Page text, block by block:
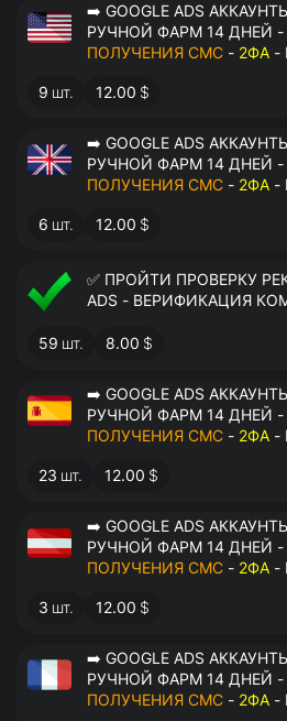
➡️ GOOGLE ADS АККАУНТЫ - USA
РУЧНОЙ ФАРМ 14 ДНЕЙ -
ПОЛУЧЕНИЯ СМС - 2ФА -
9 шт. 12.00 $
➡️ GOOGLE ADS АККАУНТЫ - UK ⭐
РУЧНОЙ ФАРМ 14 ДНЕЙ -
ПОЛУЧЕНИЯ СМС - 2ФА -
6 шт. 12.00 $
✅ ПРОЙТИ ПРОВЕРКУ
ADS - ВЕРИФИКАЦИЯ
59 шт. 8.00 $
➡️ GOOGLE ADS АККАУНТЫ - ES ⭐
РУЧНОЙ ФАРМ 14 ДНЕЙ -
ПОЛУЧЕНИЯ СМС - 2ФА -
23 шт. 12.00 $
➡️ GOOGLE ADS АККАУНТЫ - AT ⭐
РУЧНОЙ ФАРМ 14 ДНЕЙ -
ПОЛУЧЕНИЯ СМС - 2ФА -
3 шт. 12.00 $
➡️ GOOGLE ADS АККАУНТЫ - FR ⭐
РУЧНОЙ ФАРМ 14 ДНЕЙ -
ПОЛУЧЕНИЯ СМС - 2ФА -